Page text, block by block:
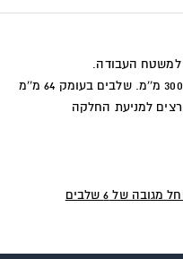
למשטח העבודה.
למניעת החלקה
של 6 שלבים